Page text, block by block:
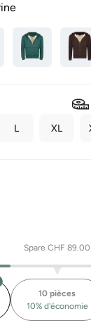
L XL
Spare CHF 89.00
10 pièces
10% d'économie